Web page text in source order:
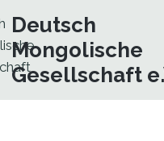
Deutsch
Mongolische
Gesellschaft